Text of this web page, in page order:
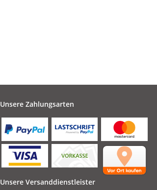
Unsere Zahlungsarten
Unsere Versanddienstleister